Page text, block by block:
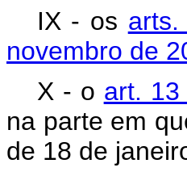
IX - os arts.
novembro de
X - o art.
na parte em
de 18 de